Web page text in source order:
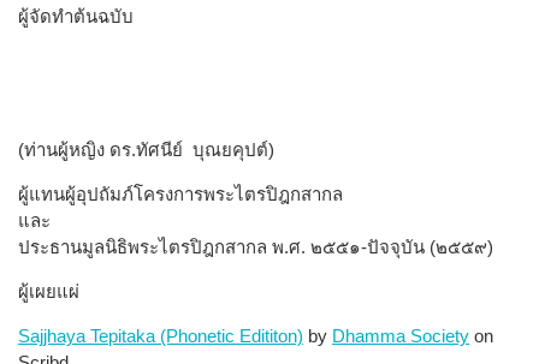
ผู้จัดทำต้นฉบับ
(ท่านผู้หญิง ดร.ทัศนีย์ บุณยคุปต์)
ผู้แทนผู้อุปถัมภ์โครงการพระไตรปิฎกสากล
และ
ประธานมูลนิธิพระ​ไตรปิฎก​สากล พ.ศ. ๒๕๕๑-ปัจจุบัน (๒๕๕๙)
ผู้เผยแผ่
Sajjhaya Tepitaka (Phonetic Edititon) by Dhamma Society on